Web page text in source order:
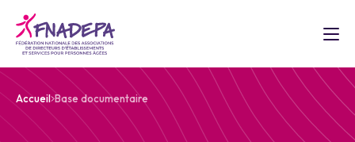
Accueil Base documentaire